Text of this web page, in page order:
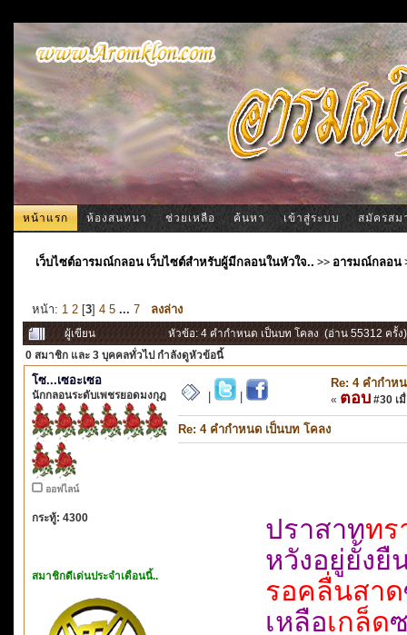
หน้าแรก ห้องสนทนา ช่วยเหลือ ค้นหา เข้าสู่ระบบ สมัครสม
เว็บไซต์อารมณ์กลอน เว็บไซต์สำหรับผู้มีกลอนในหัวใจ.. >> อารมณ์กลอน
หน้า: 1 2 [3] 4 5 ... 7 ลงล่าง
ผู้เขียน
หัวข้อ: 4 คำกำหนด เป็นบท โคลง (อ่าน 55312 ครั้ง)
0 สมาชิก และ 3 บุคคลทั่วไป กำลังดูหัวข้อนี้
โซ...เซอะเซอ
นักกลอนระดับเพชรยอดมงกุฎ
ออฟไลน์
กระทู้: 4300
สมาชิกดีเด่นประจำเดือนนี้..
Re: 4 คำกำห
« ตอบ #30 เ
Re: 4 คำกำหนด เป็นบท โคลง
ปราสาททร
หวังอยู่ยั้
รอคลื่นสาด
เหลือเกล็ด